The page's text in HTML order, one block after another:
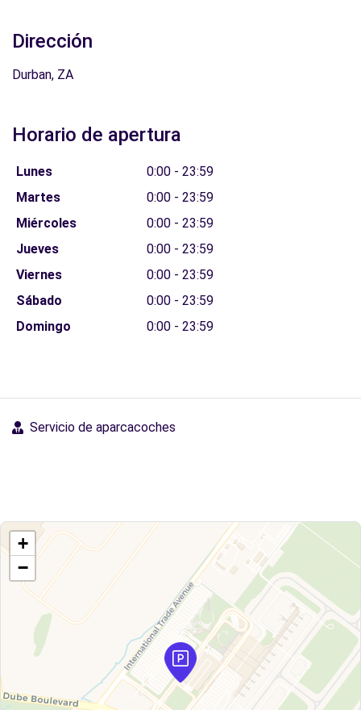
Dirección
Durban, ZA
Horario de apertura
Lunes
0:00 - 23:59
Martes
0:00 - 23:59
Miércoles
0:00 - 23:59
Jueves
0:00 - 23:59
Viernes
0:00 - 23:59
Sábado
0:00 - 23:59
Domingo
0:00 - 23:59
Servicio de aparcacoches
+
−